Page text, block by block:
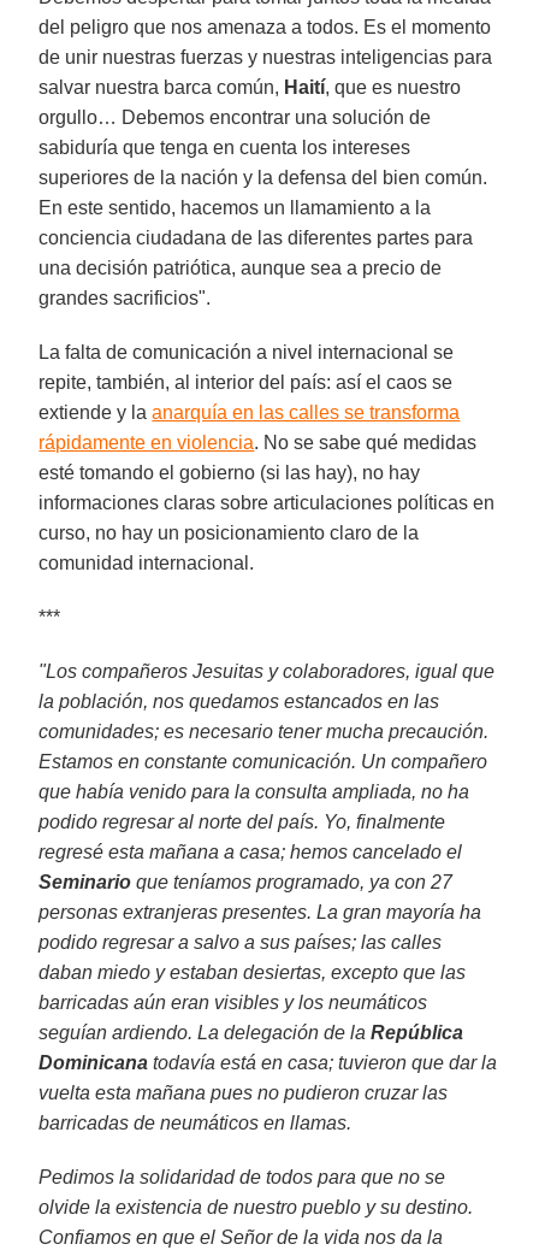
del peligro que nos amenaza a todos. Es el momento
de unir nuestras fuerzas y nuestras inteligencias para
salvar nuestra barca común, Haití, que es nuestro
orgullo… Debemos encontrar una solución de
sabiduría que tenga en cuenta los intereses
superiores de la nación y la defensa del bien común.
En este sentido, hacemos un llamamiento a la
conciencia ciudadana de las diferentes partes para
una decisión patriótica, aunque sea a precio de
grandes sacrificios".
La falta de comunicación a nivel internacional se
repite, también, al interior del país: así el caos se
extiende y laanarquía en las calles se transforma
rápidamente en violencia. No se sabe qué medidas
esté tomando el gobierno (si las hay), no hay
informaciones claras sobre articulaciones políticas en
curso, no hay un posicionamiento claro de la
comunidad internacional.
***
"Los compañeros Jesuitas y colaboradores, igual que
la población, nos quedamos estancados en las
comunidades; es necesario tener mucha precaución.
Estamos en constante comunicación. Un compañero
que había venido para la consulta ampliada, no ha
podido regresar al norte del país. Yo, finalmente
regresé esta mañana a casa; hemos cancelado el
Seminario que teníamos programado, ya con 27
personas extranjeras presentes. La gran mayoría ha
podido regresar a salvo a sus países; las calles
daban miedo y estaban desiertas, excepto que las
barricadas aún eran visibles y los neumáticos
seguían ardiendo. La delegación de laRepública
Dominicana todavía está en casa; tuvieron que dar la
vuelta esta mañana pues no pudieron cruzar las
barricadas de neumáticos en llamas.
Pedimos la solidaridad de todos para que no se
olvide la existencia de nuestro pueblo y su destino.
Confiamos en que el Señor de la vida nos da la